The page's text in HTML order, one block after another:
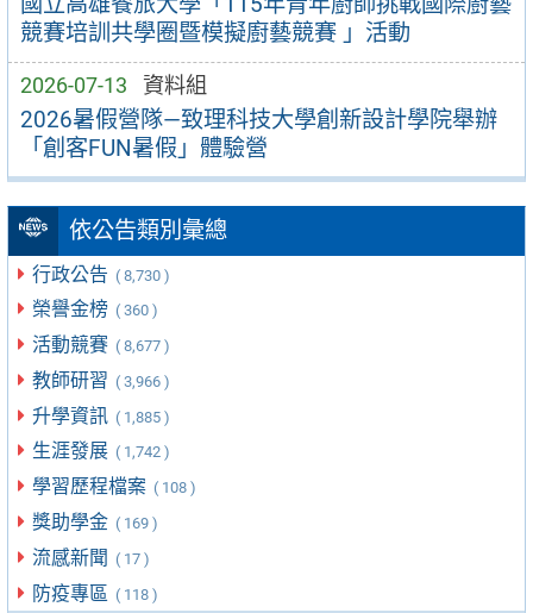
競賽培訓共學圈暨模擬廚藝競賽 」活動
2026-07-13 資料組
2026暑假營隊—致理科技大學創新設計學院舉辦
「創客FUN暑假」體驗營
依公告類別彙總
行政公告 ( 8,730 )
榮譽金榜 ( 360 )
活動競賽 ( 8,677 )
教師研習 ( 3,966 )
升學資訊 ( 1,885 )
生涯發展 ( 1,742 )
學習歷程檔案 ( 108 )
獎助學金 ( 169 )
流感新聞 ( 17 )
防疫專區 ( 118 )